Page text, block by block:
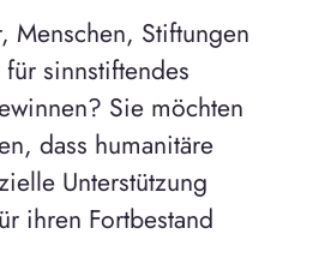
Menschen, Stiftungen
sinnstiftendes
Sie möchten
dass humanitäre
Unterstützung
ihren Fortbestand